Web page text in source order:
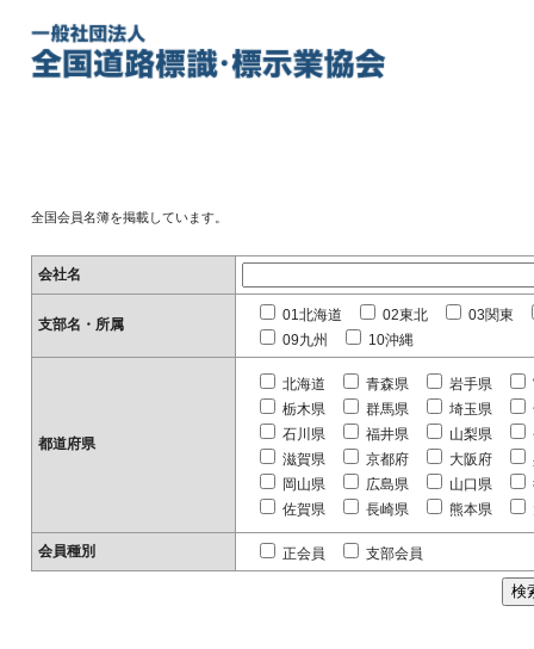
全国会員名簿を掲載しています。
会社名
支部名・所属
01北海道 02東北
03関東
09九州
10沖縄
都道府県
北海道 青森県 岩手県
栃木県
群馬県 埼玉県
石川県
福井県 山梨県
滋賀県
京都府 大阪府
岡山県
広島県 山口県
佐賀県
長崎県 熊本県
会員種別 正会員 支部会員